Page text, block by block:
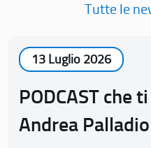
Tutte le
13 Luglio 2026
PODCAST che
Andrea Palladio